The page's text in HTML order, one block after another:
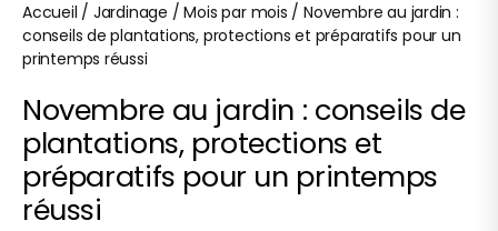
Accueil / Jardinage /Mois par mois /Novembre au jardin :
conseils de plantations, protections et préparatifs pour un
printemps réussi
Novembre au jardin : conseils de
plantations, protections et
préparatifs pour un printemps
réussi